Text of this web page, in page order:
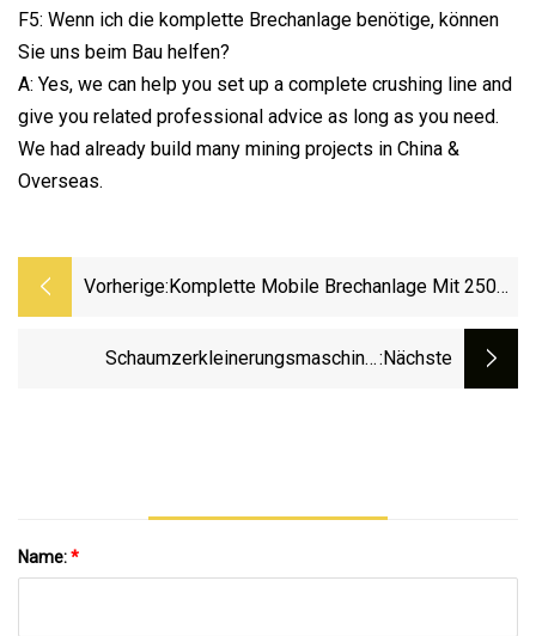
F5: Wenn ich die komplette Brechanlage benötige, können
Sie uns beim Bau helfen?
A: Yes, we can help you set up a complete crushing line and
give you related professional advice as long as you need.
We had already build many mining projects in China &
Overseas.
Vorherige: Komplette Mobile Brechanlage Mit 250
Von Bruchsteinen
Schaumzerkleinerungsmaschine,:nächste
Name:*